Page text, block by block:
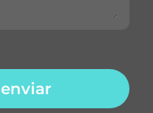
enviar